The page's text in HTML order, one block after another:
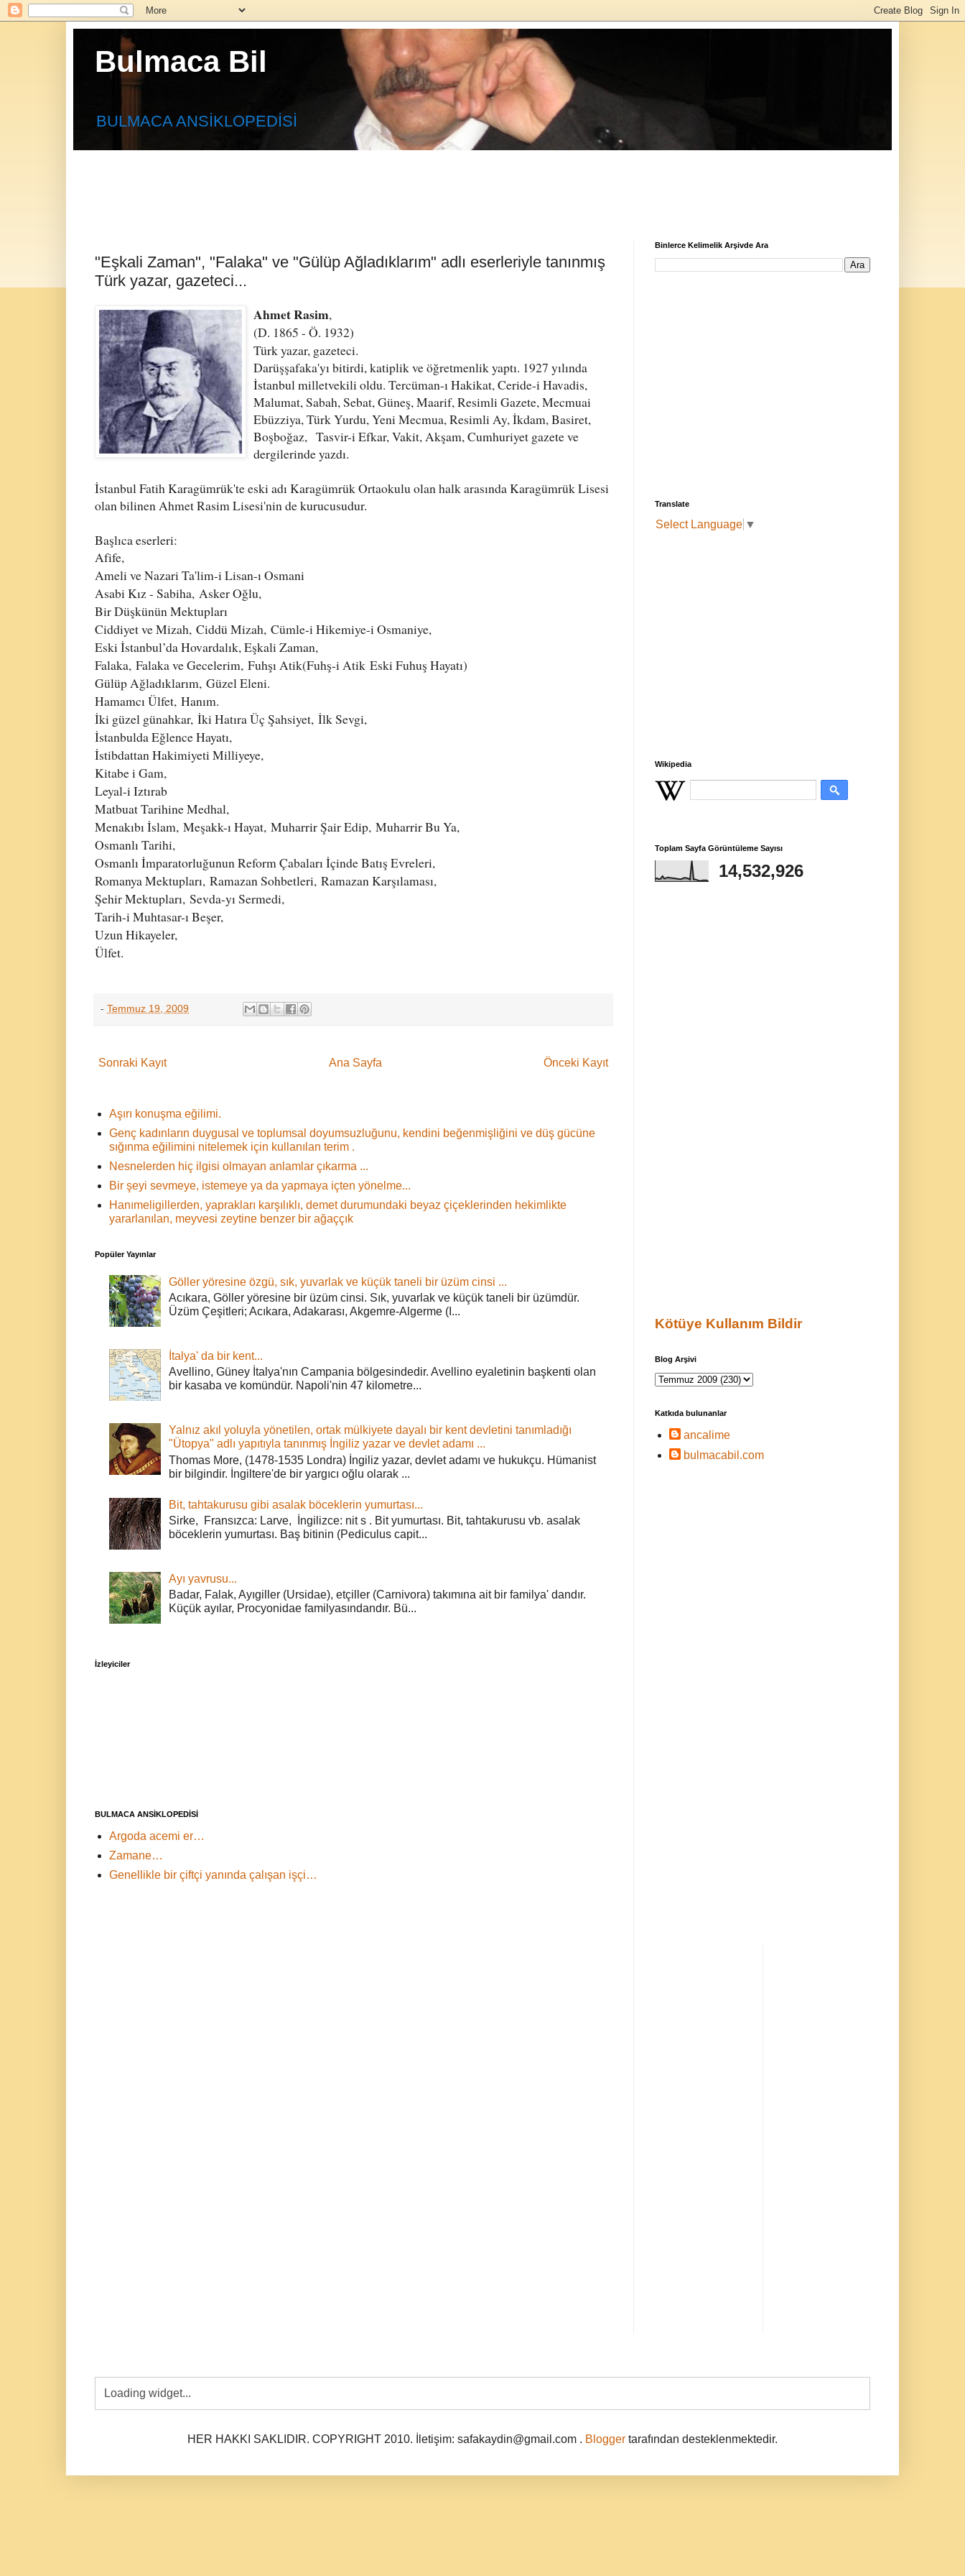
Bulmaca Bil
BULMACA ANSİKLOPEDİSİ
"Eşkali Zaman", "Falaka" ve "Gülüp Ağladıklarım" adlı eserleriyle tanınmış
Türk yazar, gazeteci...
Ahmet Rasim,
(D. 1865 - Ö. 1932)
Türk yazar, gazeteci.
Darüşşafaka'yı bitirdi, katiplik ve öğretmenlik yaptı. 1927 yılında
İstanbul milletvekili oldu. Tercüman-ı Hakikat, Ceride-i Havadis,
Malumat, Sabah, Sebat, Güneş, Maarif, Resimli Gazete,Mecmuai
Ebüzziya,Türk Yurdu,Yeni Mecmua, Resimli Ay, İkdam, Basiret,
Boşboğaz, Tasvir-i Efkar, Vakit,Akşam, Cumhuriyet gazete ve
dergilerinde yazdı.
İstanbul Fatih Karagümrük'te eski adı Karagümrük Ortaokulu olan halk arasında Karagümrük Lisesi
olan bilinen Ahmet Rasim Lisesi'nin de kurucusudur.
Başlıca eserleri:
Afife,
Ameli ve Nazari Ta'lim-i Lisan-ı Osmani
Asabi Kız - Sabiha, Asker Oğlu,
Bir Düşkünün Mektupları
Ciddiyet ve Mizah, Ciddü Mizah, Cümle-i Hikemiye-i Osmaniye,
Eski İstanbul’da Hovardalık, Eşkali Zaman,
Falaka, Falaka ve Gecelerim, Fuhşı Atik(Fuhş-i Atik Eski Fuhuş Hayatı)
Gülüp Ağladıklarım, Güzel Eleni.
Hamamcı Ülfet, Hanım.
İki güzel günahkar, İki Hatıra Üç Şahsiyet, İlk Sevgi,
İstanbulda Eğlence Hayatı,
İstibdattan Hakimiyeti Milliyeye,
Kitabe i Gam,
Leyal-i Iztırab
Matbuat Tarihine Medhal,
Menakıbı İslam, Meşakk-ı Hayat, Muharrir Şair Edip, Muharrir Bu Ya,
Osmanlı Tarihi,
Osmanlı İmparatorluğunun Reform Çabaları İçinde Batış Evreleri,
Romanya Mektupları, Ramazan Sohbetleri, Ramazan Karşılaması,
Şehir Mektupları, Sevda-yı Sermedi,
Tarih-i Muhtasar-ı Beşer,
Uzun Hikayeler,
Ülfet.
- Temmuz 19, 2009
Sonraki Kayıt Önceki Kayıt
Ana Sayfa
Aşırı konuşma eğilimi.
Genç kadınların duygusal ve toplumsal doyumsuzluğunu, kendini beğenmişliğini ve düş gücüne
sığınma eğilimini nitelemek için kullanılan terim .
Nesnelerden hiç ilgisi olmayan anlamlar çıkarma ...
Bir şeyi sevmeye, istemeye ya da yapmaya içten yönelme...
Hanımeligillerden, yaprakları karşılıklı, demet durumundaki beyaz çiçeklerinden hekimlikte
yararlanılan, meyvesi zeytine benzer bir ağaççık
Popüler Yayınlar
Göller yöresine özgü, sık, yuvarlak ve küçük taneli bir üzüm cinsi ...
Acıkara, Göller yöresine bir üzüm cinsi. Sık, yuvarlak ve küçük taneli bir üzümdür.
Üzüm Çeşitleri; Acıkara, Adakarası, Akgemre-Algerme (I...
İtalya' da bir kent...
Avellino, Güney İtalya'nın Campania bölgesindedir. Avellino eyaletinin başkenti olan
bir kasaba ve komündür. Napoli'nin 47 kilometre...
Yalnız akıl yoluyla yönetilen, ortak mülkiyete dayalı bir kent devletini tanımladığı
"Ütopya" adlı yapıtıyla tanınmış İngiliz yazar ve devlet adamı ...
Thomas More, (1478-1535 Londra) İngiliz yazar, devlet adamı ve hukukçu. Hümanist
bir bilgindir. İngiltere'de bir yargıcı oğlu olarak ...
Bit, tahtakurusu gibi asalak böceklerin yumurtası...
Sirke, Fransızca: Larve, İngilizce: nit s . Bit yumurtası. Bit, tahtakurusu vb. asalak
böceklerin yumurtası. Baş bitinin (Pediculus capit...
Ayı yavrusu...
Badar, Falak, Ayıgiller (Ursidae), etçiller (Carnivora) takımına ait bir familya' dandır.
Küçük ayılar, Procyonidae familyasındandır. Bü...
İzleyiciler
BULMACA ANSİKLOPEDİSİ
Argoda acemi er…
Zamane…
Genellikle bir çiftçi yanında çalışan işçi…
Binlerce Kelimelik Arşivde Ara
Translate
Select Language ▼
Wikipedia
Toplam Sayfa Görüntüleme Sayısı
14,532,926
Kötüye Kullanım Bildir
Blog Arşivi
Katkıda bulunanlar
ancalime
bulmacabil.com
HER HAKKI SAKLIDIR. COPYRIGHT 2010. İletişim: safakaydin@gmail.com . Blogger tarafından desteklenmektedir.